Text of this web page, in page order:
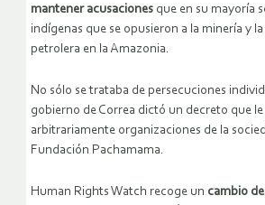
mantener acusaciones que en su mayoría
indígenas que se opusieron a la minería y
petrolera en la Amazonia.
No sólo se trataba de persecuciones
gobierno de Correa dictó un decreto que
arbitrariamente organizaciones de la
Fundación Pachamama.
Human Rights Watch recoge un cambio